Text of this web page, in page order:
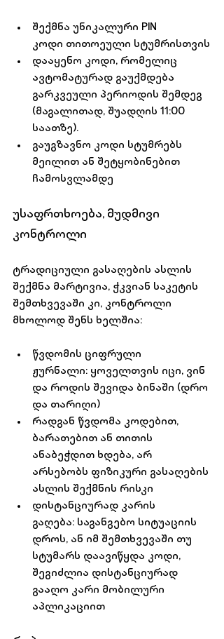
შექმნა უნიკალური PIN
კოდი თითოეული სტუმრისთვის
დააყენო კოდი, რომელიც
ავტომატურად გაუქმდება
გარკვეული პერიოდის შემდეგ
(მაგალითად, შუადღის 11:00
საათზე).
გაუგზავნო კოდი სტუმრებს
მეილით ან შეტყობინებით
ჩამოსვლამდე
უსაფრთხოება, მუდმივი
კონტროლი
ტრადიციული გასაღების ასლის
შექმნა მარტივია, ჭკვიან საკეტის
შემთხვევაში კი, კონტროლი
მხოლოდ შენს ხელშია:
წვდომის ციფრული
ჟურნალი: ყოველთვის იცი, ვინ
და როდის შევიდა ბინაში (დრო
და თარიღი)
რადგან წვდომა კოდებით,
ბარათებით ან თითის
ანაბეჭდით ხდება, არ
არსებობს ფიზიკური გასაღების
ასლის შექმნის რისკი
დისტანციურად კარის
გაღება: საგანგებო სიტუაციის
დროს, ან იმ შემთხვევაში თუ
სტუმარს დაავიწყდა კოდი,
შეგიძლია დისტანციურად
გააღო კარი მობილური
აპლიკაციით